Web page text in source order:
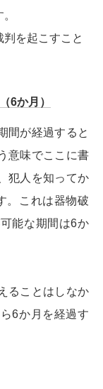
を起こすこと
6か月）
間が経過すると
意味でここに書
犯人を知ってか
。これは器物破
能な期間は6か
ることはしなか
6か月を経過す